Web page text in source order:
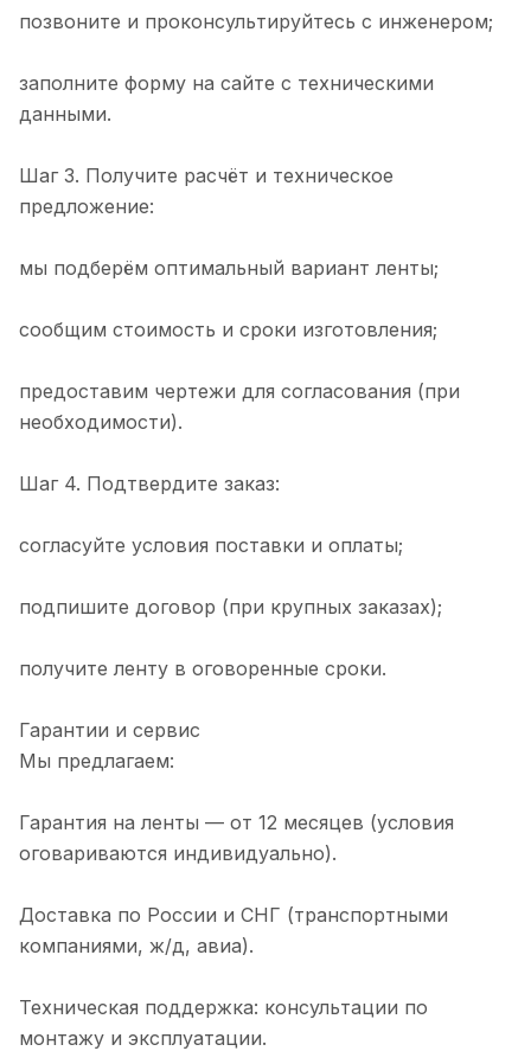
позвоните и проконсультируйтесь с инженером;
заполните форму на сайте с техническими
данными.
Шаг 3. Получите расчёт и техническое
предложение:
мы подберём оптимальный вариант ленты;
сообщим стоимость и сроки изготовления;
предоставим чертежи для согласования (при
необходимости).
Шаг 4. Подтвердите заказ:
согласуйте условия поставки и оплаты;
подпишите договор (при крупных заказах);
получите ленту в оговоренные сроки.
Гарантии и сервис
Мы предлагаем:
Гарантия на ленты — от 12 месяцев (условия
оговариваются индивидуально).
Доставка по России и СНГ (транспортными
компаниями, ж/д, авиа).
Техническая поддержка: консультации по
монтажу и эксплуатации.